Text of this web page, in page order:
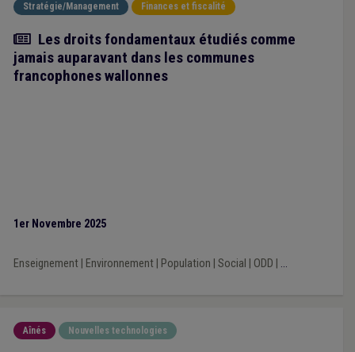
Stratégie/Management Finances et fiscalité
Article
Les droits fondamentaux étudiés comme
jamais auparavant dans les communes
francophones wallonnes
1er Novembre 2025
Enseignement| Environnement| Population Social ODD ...
Aînés Nouvelles technologies